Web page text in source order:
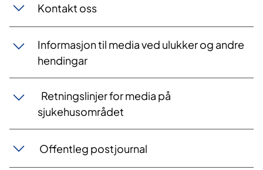
Kontakt oss
Informasjon til media ved ulukker og andre
hendingar
Retningslinjer for media på
sjukehusområdet
Offentleg postjournal